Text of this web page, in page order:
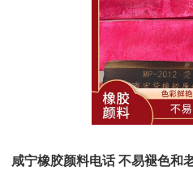
咸宁橡胶颜料电话 不易褪色和